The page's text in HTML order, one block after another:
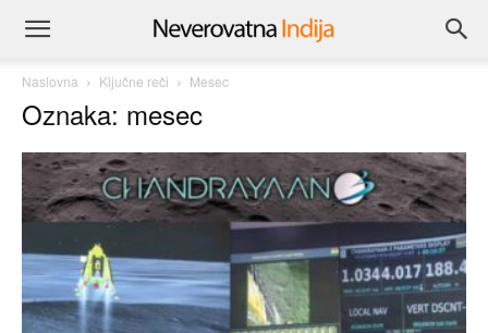
Naslovna Ključne reči Mesec
Oznaka: mesec